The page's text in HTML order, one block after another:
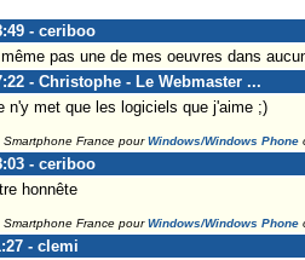
- ceriboo
pas une de mes oeuvres dans
- Christophe - Le Webmaster ...
n'y met que les logiciels que j'aime ;)
France pourWindows/Windows Phone
- ceriboo
honnête
France pourWindows/Windows Phone
- clemi